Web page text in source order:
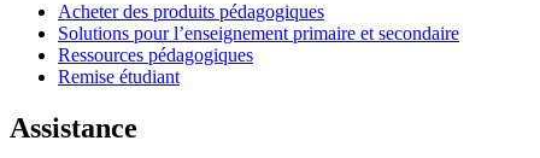
Acheter des produits pédagogiques
Solutions pour l’enseignement primaire et secondaire
Ressources pédagogiques
Remise étudiant
Assistance